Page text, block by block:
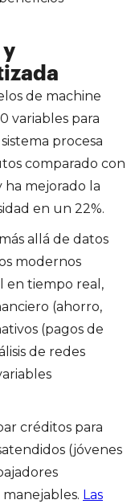
y
de machine
variables para
procesa
comparado con
ha mejorado la
en un 22%.
allá de datos
modernos
en tiempo real,
(ahorro,
(pagos de
de redes
créditos para
(jóvenes
Las